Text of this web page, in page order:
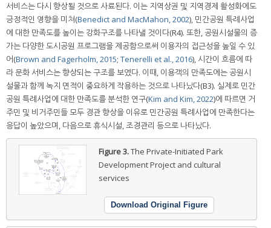
서비스는 다시 향상될 것으로 사료된다. 이는 지역상권 및 지역경제 활성화에도
긍정적인 영향을 미쳐(Benedict and MacMahon, 2002), 민간공원 특례사업
에 대한 만족도를 높이는 강화구조를 나타낼 것이다(R4). 또한, 공원시설물의 증
가는 다양한 도시공원 프로그램을 제공함으로써 이용자의 접근성을 높일 수 있
어(Brown and Fagerholm, 2015; Tenerelli et al., 2016), 시간이 흐름에 따
라 문화 서비스는 향상되는 구조를 보였다. 이때, 이용객의 만족도에는 공원시
설물과 함께 녹지 면적이 중요하게 작용하는 것으로 나타났다(B3). 실제로 민간
공원 특례사업에 대한 만족도를 분석한 연구(Kim and Kim, 2022)에 따르면 거
주민 및 비거주민들 모두 경관 향상을 이유로 민간공원 특례사업에 만족한다는
응답이 높았으며, 다음으로 휴식시설, 조경관리 등으로 나타났다.
Figure 3.The Private-Initiated Park
Development Project and cultural
services
Download Original Figure